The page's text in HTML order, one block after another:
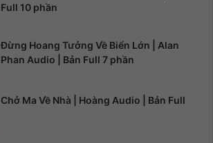
Full 10 phần
Đừng Hoang Tưởng Về Biển Lớn | Alan
Phan Audio | Bản Full 7 phần
Chở Ma Về Nhà | Hoàng Audio | Bản Full